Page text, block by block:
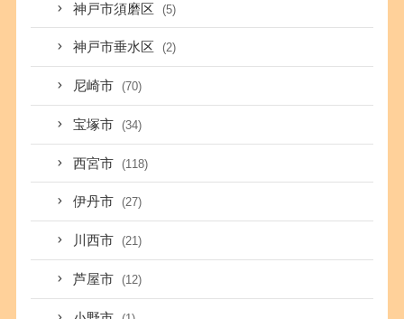
神戸市須磨区 (5)
神戸市垂水区 (2)
尼崎市 (70)
宝塚市 (34)
西宮市 (118)
伊丹市 (27)
川西市 (21)
芦屋市 (12)